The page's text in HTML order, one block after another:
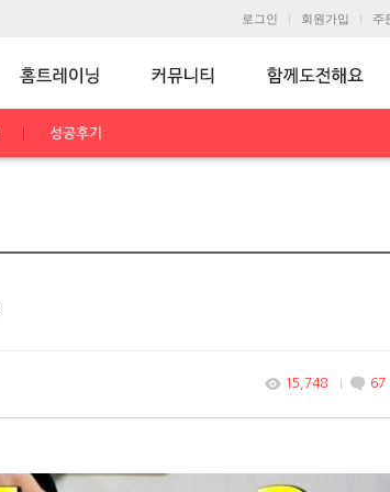
로그인 회원가입 주
성공후기
15,748 67